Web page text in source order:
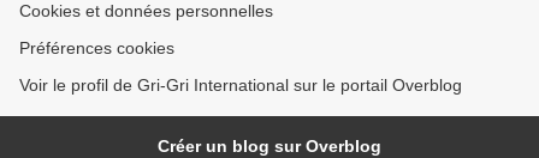
Cookies et données personnelles
Préférences cookies
Voir le profil de Gri-Gri International sur le portail Overblog
Créer un blog sur Overblog